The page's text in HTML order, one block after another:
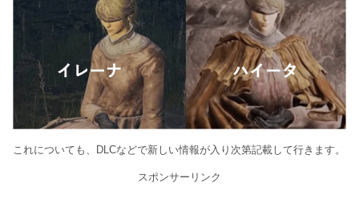
これについても、DLCなどで新しい情報が入り次第記載して行きます。
スポンサーリンク